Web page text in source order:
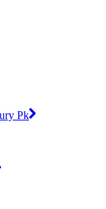
Pk